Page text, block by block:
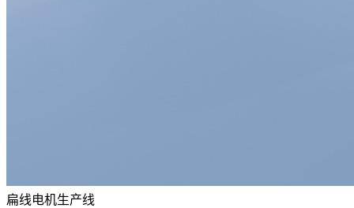
扁线电机生产线